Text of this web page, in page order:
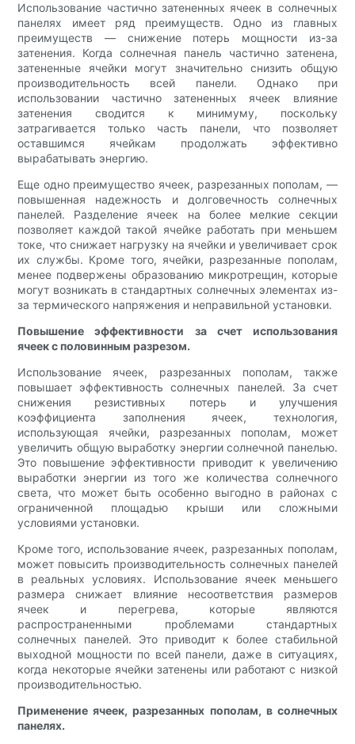
Использование частично затененных ячеек в солнечных
панелях имеет ряд преимуществ. Одно из главных
преимуществ — снижение потерь мощности из-за
затенения. Когда солнечная панель частично затенена,
затененные ячейки могут значительно снизить общую
производительность всей панели. Однако при
использовании частично затененных ячеек влияние
затенения сводится к минимуму, поскольку
затрагивается только часть панели, что позволяет
оставшимся ячейкам продолжать эффективно
вырабатывать энергию.
Еще одно преимущество ячеек, разрезанных пополам, —
повышенная надежность и долговечность солнечных
панелей. Разделение ячеек на более мелкие секции
позволяет каждой такой ячейке работать при меньшем
токе, что снижает нагрузку на ячейки и увеличивает срок
их службы. Кроме того, ячейки, разрезанные пополам,
менее подвержены образованию микротрещин, которые
могут возникать в стандартных солнечных элементах из-
за термического напряжения и неправильной установки.
Повышение эффективности за счет использования
ячеек с половинным разрезом.
Использование ячеек, разрезанных пополам, также
повышает эффективность солнечных панелей. За счет
снижения резистивных потерь и улучшения
коэффициента заполнения ячеек, технология,
использующая ячейки, разрезанных пополам, может
увеличить общую выработку энергии солнечной панелью.
Это повышение эффективности приводит к увеличению
выработки энергии из того же количества солнечного
света, что может быть особенно выгодно в районах с
ограниченной площадью крыши или сложными
условиями установки.
Кроме того, использование ячеек, разрезанных пополам,
может повысить производительность солнечных панелей
в реальных условиях. Использование ячеек меньшего
размера снижает влияние несоответствия размеров
ячеек и перегрева, которые являются
распространенными проблемами стандартных
солнечных панелей. Это приводит к более стабильной
выходной мощности по всей панели, даже в ситуациях,
когда некоторые ячейки затенены или работают с низкой
производительностью.
Применение ячеек, разрезанных пополам, в солнечных
панелях.